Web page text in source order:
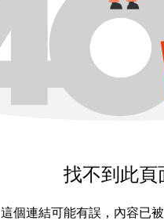
找不到此頁
這個連結可能有誤，內容已被